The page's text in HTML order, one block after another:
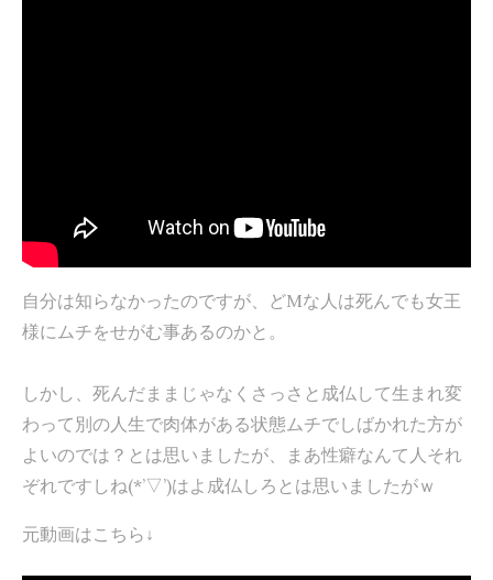
自分は知らなかったのですが、どMな人は死んでも女王
様にムチをせがむ事あるのかと。
しかし、死んだままじゃなくさっさと成仏して生まれ変
わって別の人生で肉体がある状態ムチでしばかれた方が
よいのでは？とは思いましたが、まあ性癖なんて人それ
ぞれですしね(*’▽’)はよ成仏しろとは思いましたがｗ
元動画はこちら↓